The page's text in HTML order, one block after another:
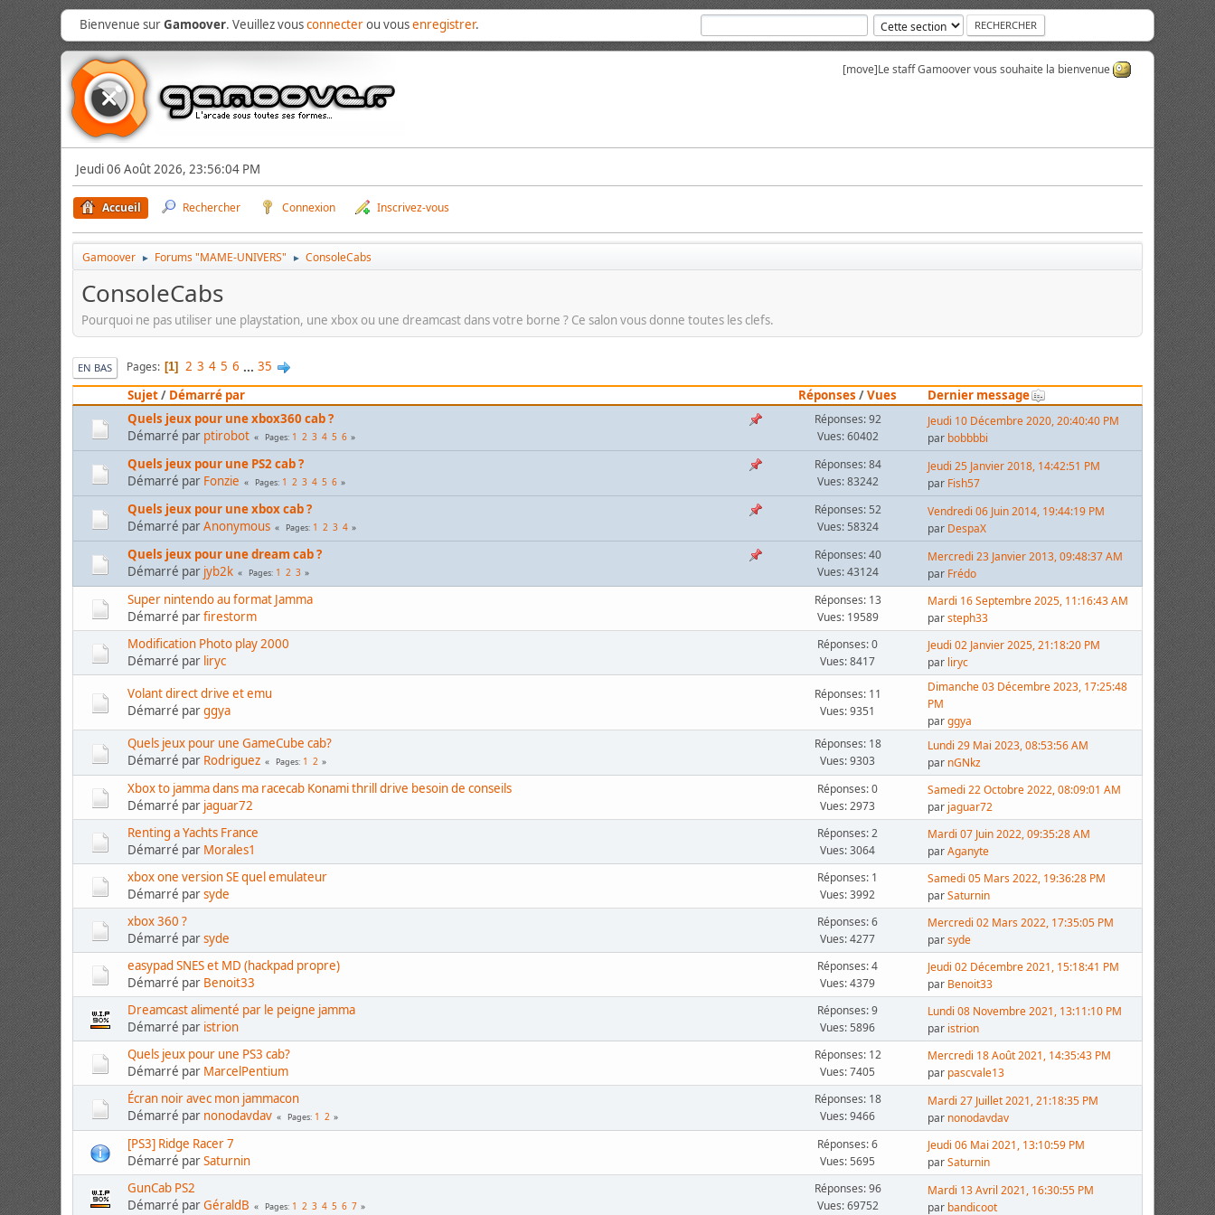
Bienvenue surGamoover. Veuillez vousconnecterou vousenregistrer.
[move]Le staff Gamoover vous souhaite la bienvenue
Jeudi 06 Août 2026, 23:56:04 PM
Accueil Rechercher Connexion Inscrivez-vous
Gamoover ► Forums "MAME-UNIVERS" ► ConsoleCabs
ConsoleCabs
Pourquoi ne pas utiliser une playstation, une xbox ou une dreamcast dans votre borne ? Ce salon vous donne toutes les clefs.
EN BAS Pages 1 2 3 4 5 6 ... 35
Sujet/ Démarré par Réponses /Vues
Dernier message
Quels jeux pour une xbox360 cab ?
Démarré par ptirobot Pages 1 2 3 4 5 6
Réponses: 92
Vues: 60402
Jeudi 10 Décembre 2020, 20:40:40 PM
par bobbbbi
Quels jeux pour une PS2 cab ?
Démarré par Fonzie Pages 1 2 3 4 5 6
Réponses: 84
Vues: 83242
Jeudi 25 Janvier 2018, 14:42:51 PM
par Fish57
Quels jeux pour une xbox cab ?
Démarré parAnonymous Pages 1 2 3 4
Réponses: 52
Vues: 58324
Vendredi 06 Juin 2014, 19:44:19 PM
par DespaX
Quels jeux pour une dream cab ?
Démarré par jyb2k Pages 1 2 3
Réponses: 40
Vues: 43124
Mercredi 23 Janvier 2013, 09:48:37 AM
par Frédo
Super nintendo au format Jamma
Démarré parfirestorm
Réponses: 13
Vues: 19589
Mardi 16 Septembre 2025, 11:16:43 AM
parsteph33
Modification Photo play 2000
Démarré par liryc
Réponses: 0
Vues: 8417
Jeudi 02 Janvier 2025, 21:18:20 PM
par liryc
Volant direct drive et emu
Démarré parggya
Réponses: 11
Vues: 9351
Dimanche 03 Décembre 2023, 17:25:48
PM
parggya
Quels jeux pour une GameCube cab?
Démarré par Rodriguez Pages 1 2
Réponses: 18
Vues: 9303
Lundi 29 Mai 2023, 08:53:56 AM
par nGNkz
Xbox to jamma dans ma racecab Konami thrill drive besoin de conseils
Démarré par jaguar72
Réponses: 0
Vues: 2973
Samedi 22 Octobre 2022, 08:09:01 AM
par jaguar72
Renting a Yachts France
Démarré par Morales1
Réponses: 2
Vues: 3064
Mardi 07 Juin 2022, 09:35:28 AM
parAganyte
xbox one version SE quel emulateur
Démarré parsyde
Réponses: 1
Vues: 3992
Samedi 05 Mars 2022, 19:36:28 PM
parSaturnin
xbox 360 ?
Démarré parsyde
Réponses: 6
Vues: 4277
Mercredi 02 Mars 2022, 17:35:05 PM
parsyde
easypad SNES et MD (hackpad propre)
Démarré par Benoit33
Réponses: 4
Vues: 4379
Jeudi 02 Décembre 2021, 15:18:41 PM
par Benoit33
Dreamcast alimenté par le peigne jamma
Démarré par istrion
Réponses: 9
Vues: 5896
Lundi 08 Novembre 2021, 13:11:10 PM
par istrion
Quels jeux pour une PS3 cab?
Démarré par MarcelPentium
Réponses: 12
Vues: 7405
Mercredi 18 Août 2021, 14:35:43 PM
par pascvale13
Écran noir avec mon jammacon
Démarré par nonodavdav Pages 1 2
Réponses: 18
Vues: 9466
Mardi 27 Juillet 2021, 21:18:35 PM
par nonodavdav
[PS3] Ridge Racer 7
Démarré parSaturnin
Réponses: 6
Vues: 5695
Jeudi 06 Mai 2021, 13:10:59 PM
parSaturnin
GunCab PS2
Démarré parGéraldB Pages 1 2 3 4 5 6 7
Réponses: 96
Vues: 69752
Mardi 13 Avril 2021, 16:30:55 PM
par bandicoot